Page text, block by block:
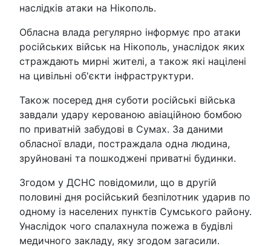
наслідків атаки на Нікополь.
Обласна влада регулярно інформує про атаки
російських військ на Нікополь, унаслідок яких
страждають мирні жителі, а також які націлені
на цивільні об'єкти інфраструктури.
Також посеред дня суботи російські війська
завдали удару керованою авіаційною бомбою
по приватній забудові в Сумах. За даними
обласної влади, постраждала одна людина,
зруйновані та пошкоджені приватні будинки.
Згодом у ДСНС повідомили, що в другій
половині дня російський безпілотник ударив по
одному із населених пунктів Сумського району.
Унаслідок чого спалахнула пожежа в будівлі
медичного закладу, яку згодом загасили.